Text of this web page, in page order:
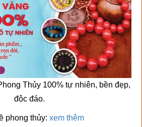
Thủy 100% tự nhiên, bền đẹp,
độc đáo.
phong thủy: xem thêm